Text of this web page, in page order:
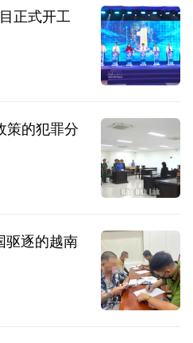
正式开工
策的犯罪分
驱逐的越南